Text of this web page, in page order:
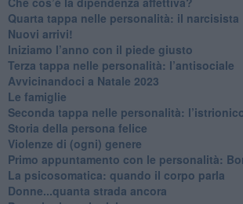
Quarta tappa nelle personalità: il narcisista
​Nuovi arrivi!
​Iniziamo l’anno con il piede giusto
​Terza tappa nelle personalità: l’antisociale
​Avvicinandoci a Natale 2023
Le famiglie
Seconda tappa nelle personalità:
​Storia della persona felice
Violenze di (ogni) genere
​Primo appuntamento con le personalità:
La psicosomatica: quando il corpo parla
Donne...quanta strada ancora